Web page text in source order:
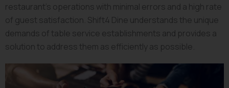
restaurant’s operations with minimal errors and a high rate
of guest satisfaction. Shift4 Dine understands the unique
demands of table service establishments and provides a
solution to address them as efficiently as possible.